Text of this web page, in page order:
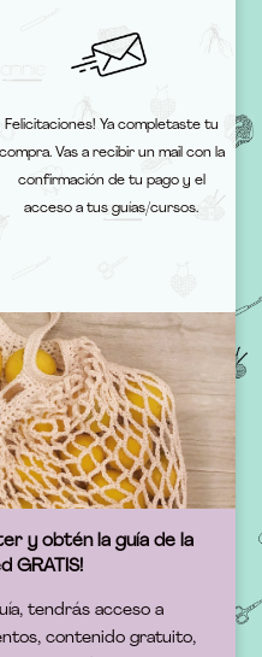
Felicitaciones! Ya completaste tu
compra. Vas a recibir un mail con la
confirmación de tu pago y el
acceso a tus guías/cursos.
y obtén la guía de la
GRATIS!
tendrás acceso a
contenido gratuito,